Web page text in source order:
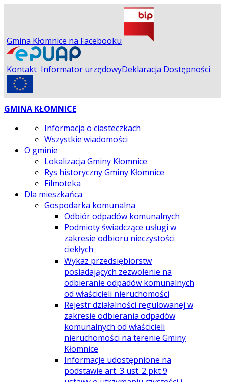
Gmina Kłomnice na Facebooku
Kontakt Informator urzędowyDeklaracja Dostępności
GMINA KŁOMNICE
Informacja o ciasteczkach
Wszystkie wiadomości
O gminie
Lokalizacja Gminy Kłomnice
Rys historyczny Gminy Kłomnice
Filmoteka
Dla mieszkańca
Gospodarka komunalna
Odbiór odpadów komunalnych
Podmioty świadczące usługi w
zakresie odbioru nieczystości
ciekłych
Wykaz przedsiębiorstw
posiadających zezwolenie na
odbieranie odpadów komunalnych
od właścicieli nieruchomości
Rejestr działalności regulowanej w
zakresie odbierania odpadów
komunalnych od właścicieli
nieruchomości na terenie Gminy
Kłomnice
Informacje udostępnione na
podstawie art. 3 ust. 2 pkt 9